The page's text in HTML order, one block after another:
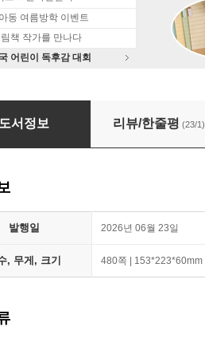
동 여름방학 이벤트
책 작가를 만나다
어린이 독후감 대회
시리즈 3권 세트 (역사+경제+예술)
도서정보 리뷰/한줄평 (23/1)
발행일 2026년 06월 23일
, 무게, 크기 480쪽 | 153*223*60mm